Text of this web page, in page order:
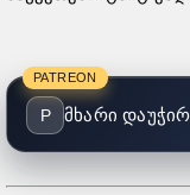
PATREON
P მხარი